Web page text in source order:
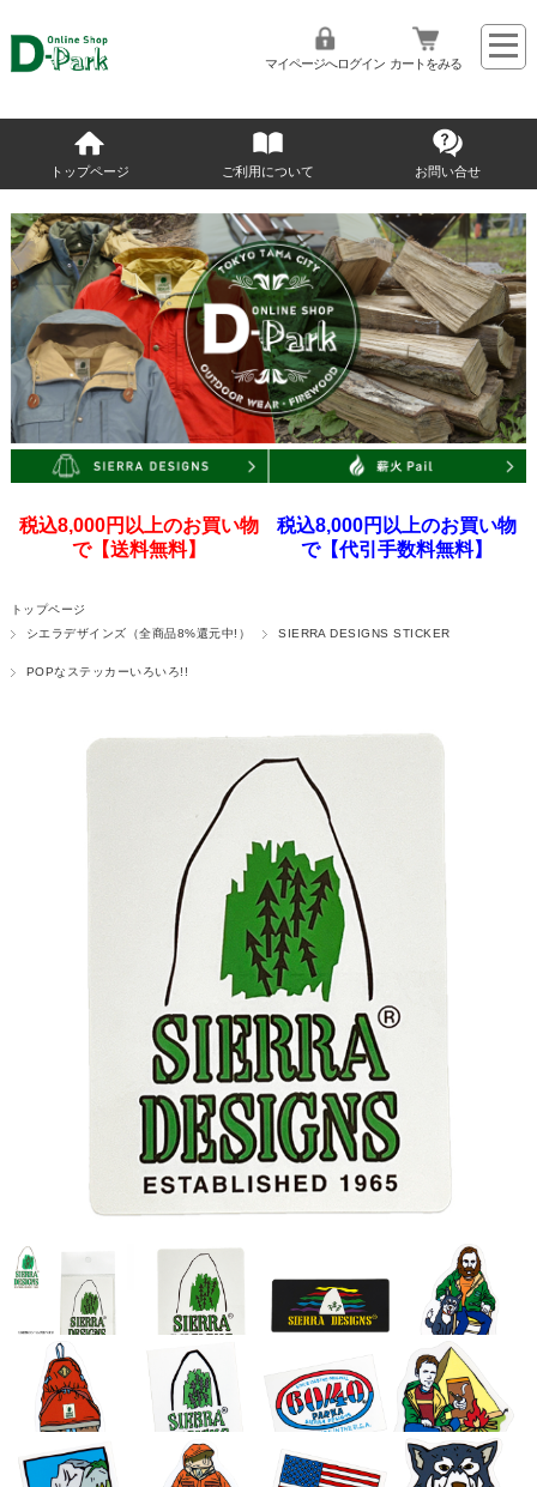
マイページへログイン カートをみる
トップページ ご利用について お問い合せ
税込8,000円以上のお買い物
で【送料無料】
税込8,000円以上のお買い物
で【代引手数料無料】
トップページ
シエラデザインズ（全商品8%還元中!）
SIERRA DESIGNS STICKER
POPなステッカーいろいろ!!